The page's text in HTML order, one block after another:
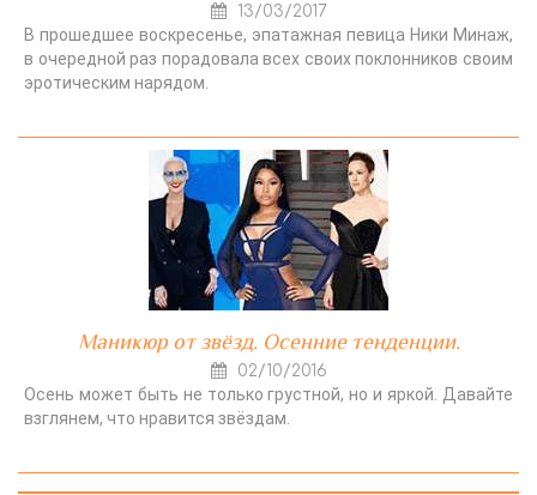
13/03/2017
В прошедшее воскресенье, эпатажная певица Ники Минаж,
в очередной раз порадовала всех своих поклонников своим
эротическим нарядом.
Маникюр от звёзд. Осенние тенденции.
02/10/2016
Осень может быть не только грустной, но и яркой. Давайте
взглянем, что нравится звёздам.